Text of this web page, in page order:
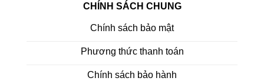
CHÍNH SÁCH CHUNG
Chính sách bảo mật
Phương thức thanh toán
Chính sách bảo hành